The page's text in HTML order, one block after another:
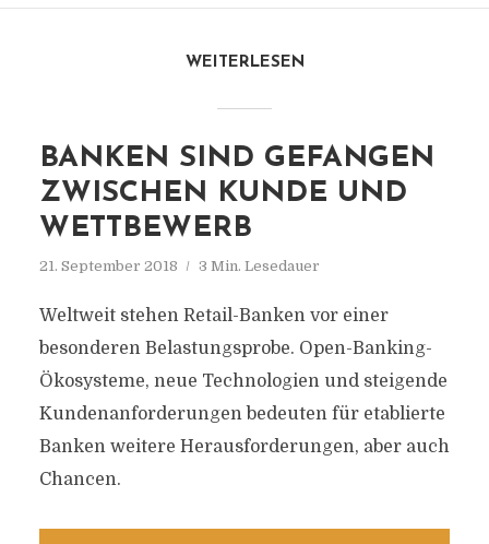
WEITERLESEN
BANKEN SIND GEFANGEN
ZWISCHEN KUNDE UND
WETTBEWERB
21. September 2018 3 Min. Lesedauer
Weltweit stehen Retail-Banken vor einer
besonderen Belastungsprobe. Open-Banking-
Ökosysteme, neue Technologien und steigende
Kundenanforderungen bedeuten für etablierte
Banken weitere Herausforderungen, aber auch
Chancen.